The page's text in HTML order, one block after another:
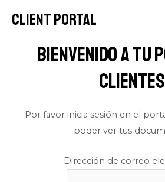
Client Portal
Bienvenido a tu
clientes
Por favor inicia sesión en el
poder ver tus
Dirección de correo